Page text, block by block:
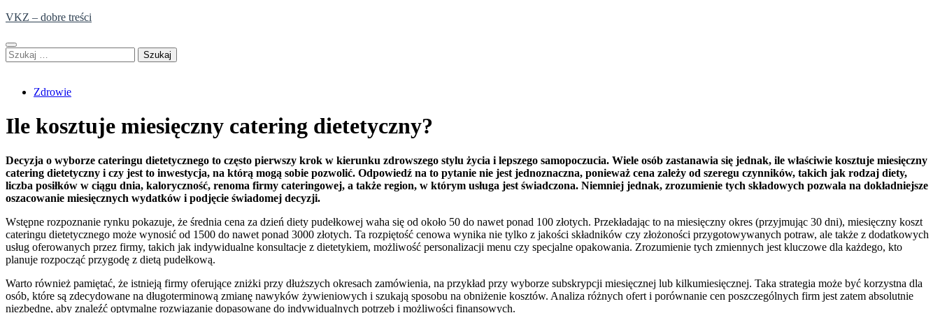
Skip
content
VKZ – dobre treści
Szukaj:
Zdrowie
Ile kosztuje miesięczny catering dietetyczny?
Decyzja o wyborze cateringu dietetycznego to często pierwszy krok w kierunku zdrowszego stylu życia i lepszego samopoczucia. Wiele osób zastanawia się jednak, ile właściwie kosztuje miesięczny
catering dietetyczny i czy jest to inwestycja, na którą mogą sobie pozwolić. Odpowiedź na to pytanie nie jest jednoznaczna, ponieważ cena zależy od szeregu czynników, takich jak rodzaj diety,
liczba posiłków w ciągu dnia, kaloryczność, renoma firmy cateringowej, a także region, w którym usługa jest świadczona. Niemniej jednak, zrozumienie tych składowych pozwala na dokładniejsze
oszacowanie miesięcznych wydatków i podjęcie świadomej decyzji.
Wstępne rozpoznanie rynku pokazuje, że średnia cena za dzień diety pudełkowej waha się od około 50 do nawet ponad 100 złotych. Przekładając to na miesięczny okres (przyjmując 30 dni), miesięczny koszt
cateringu dietetycznego może wynosić od 1500 do nawet ponad 3000 złotych. Ta rozpiętość cenowa wynika nie tylko z jakości składników czy złożoności przygotowywanych potraw, ale także z dodatkowych
usług oferowanych przez firmy, takich jak indywidualne konsultacje z dietetykiem, możliwość personalizacji menu czy specjalne opakowania. Zrozumienie tych zmiennych jest kluczowe dla każdego, kto
planuje rozpocząć przygodę z dietą pudełkową.
Warto również pamiętać, że istnieją firmy oferujące zniżki przy dłuższych okresach zamówienia, na przykład przy wyborze subskrypcji miesięcznej lub kilkumiesięcznej. Taka strategia może być korzystna dla
osób, które są zdecydowane na długoterminową zmianę nawyków żywieniowych i szukają sposobu na obniżenie kosztów. Analiza różnych ofert i porównanie cen poszczególnych firm jest zatem absolutnie
niezbędne, aby znaleźć optymalne rozwiązanie dopasowane do indywidualnych potrzeb i możliwości finansowych.